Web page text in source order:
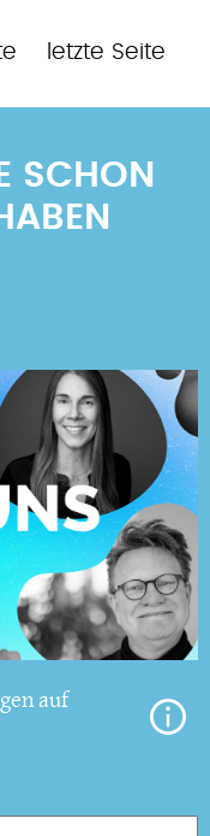
Letzte
letzte Seite
SCHON
auf